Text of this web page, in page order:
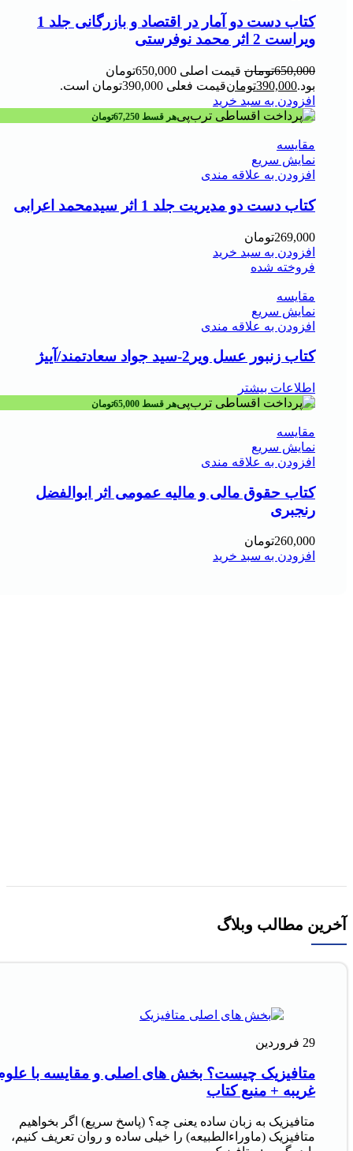
کتاب دست دو آمار در اقتصاد و بازرگانی جلد 1
ویراست 2 اثر محمد نوفرستی
650,000تومان
قیمت اصلی 650,000تومان
بود.390,000تومانقیمت فعلی 390,000تومان است.
افزودن به سبد خرید
هر قسط 67,250تومان
مقايسه
نمایش سریع
افزودن به علاقه مندی
کتاب دست دو مدیریت جلد 1 اثر سیدمحمد اعرابی
269,000تومان
افزودن به سبد خرید
فروخته شده
مقايسه
نمایش سریع
افزودن به علاقه مندی
کتاب زنبور عسل ویر2-سید جواد سعادتمند/آییژ
اطلاعات بیشتر
هر قسط 65,000تومان
مقايسه
نمایش سریع
افزودن به علاقه مندی
کتاب حقوق مالی و مالیه عمومی اثر ابوالفضل
رنجبری
260,000تومان
افزودن به سبد خرید
آخرین مطالب وبلاگ
29 فروردین
متافیزیک چیست؟ بخش های اصلی و مقایسه با
غریبه + منبع کتاب
متافیزیک به زبان ساده یعنی چه؟ (پاسخ سریع) اگر بخواهیم
متافیزیک (ماوراءالطبیعه) را خیلی ساده و روان تعریف کنیم،